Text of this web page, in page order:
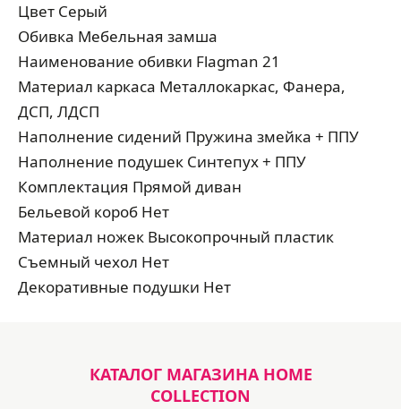
Цвет Серый
Обивка Мебельная замша
Наименование обивки Flagman 21
Материал каркаса Металлокаркас, Фанера,
ДСП, ЛДСП
Наполнение сидений Пружина змейка + ППУ
Наполнение подушек Синтепух + ППУ
Комплектация Прямой диван
Бельевой короб Нет
Материал ножек Высокопрочный пластик
Съемный чехол Нет
Декоративные подушки Нет
КАТАЛОГ МАГАЗИНА HOME
COLLECTION